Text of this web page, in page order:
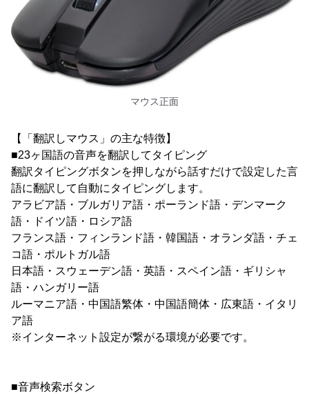
マウス正面
【「翻訳しマウス」の主な特徴】
■23ヶ国語の音声を翻訳してタイピング
翻訳タイピングボタンを押しながら話すだけで設定した言
語に翻訳して自動にタイピングします。
アラビア語・ブルガリア語・ポーランド語・デンマーク
語・ドイツ語・ロシア語
フランス語・フィンランド語・韓国語・オランダ語・チェ
コ語・ポルトガル語
日本語・スウェーデン語・英語・スペイン語・ギリシャ
語・ハンガリー語
ルーマニア語・中国語繁体・中国語簡体・広東語・イタリ
ア語
※インターネット設定が繋がる環境が必要です。
■音声検索ボタン